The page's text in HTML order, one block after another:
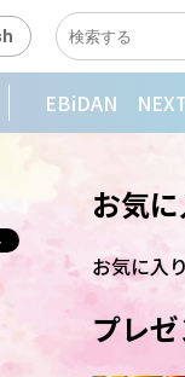
EBiDAN
お気
お気に入
プレ